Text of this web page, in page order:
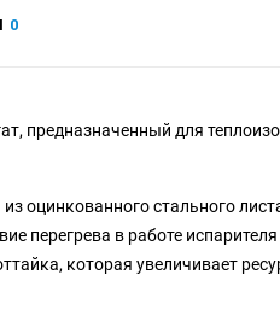
0
предназначенный для
оцинкованного стального
перегрева в работе
которая увеличивает